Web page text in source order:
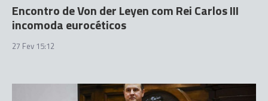
Encontro de Von der Leyen com Rei Carlos III
incomoda eurocéticos
27 Fev 15:12